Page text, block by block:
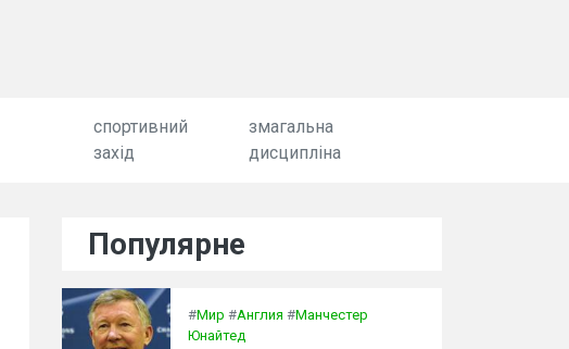
спортивний
захід
змагальна
дисципліна
Популярне
#Мир #Англия #Манчестер
Юнайтед